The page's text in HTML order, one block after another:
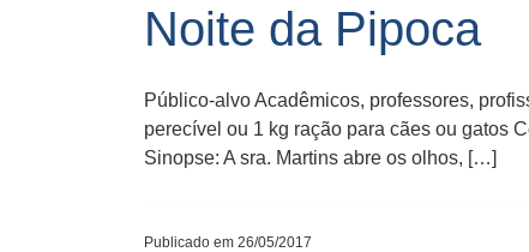
Noite da Pipoca
Público-alvo Acadêmicos, professores,
perecível ou 1 kg ração para cães ou gatos
Sinopse: A sra. Martins abre os olhos, […]
Publicado em 26/05/2017